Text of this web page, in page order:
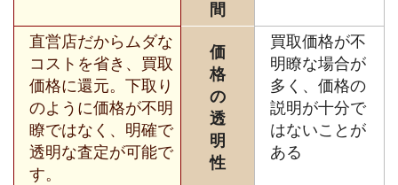
間
直営店だからムダな
コストを省き、買取
価格に還元。下取り
のように価格が不明
瞭ではなく、明確で
透明な査定が可能で
す。
価
格
の
透
明
性
買取価格が不
明瞭な場合が
多く、価格の
説明が十分で
はないことが
ある